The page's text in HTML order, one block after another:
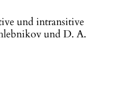
und intransitive
und D. A.